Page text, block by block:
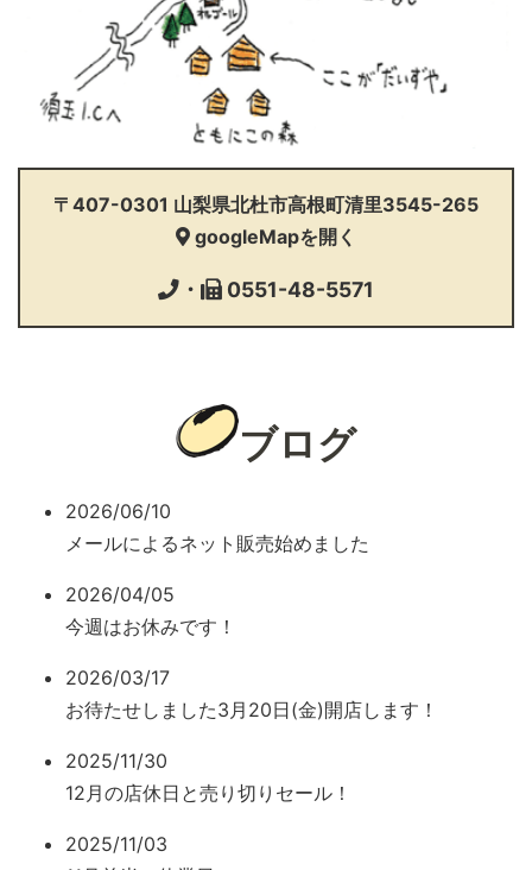
〒407-0301 山梨県北杜市高根町清里3545-265
googleMapを開く
・ 0551-48-5571
ブログ
2026/06/10
メールによるネット販売始めました
2026/04/05
今週はお休みです！
2026/03/17
お待たせしました3月20日(金)開店します！
2025/11/30
12月の店休日と売り切りセール！
2025/11/03